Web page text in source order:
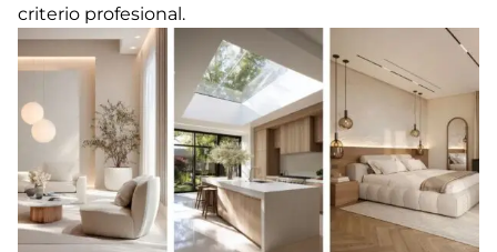
criterio profesional.